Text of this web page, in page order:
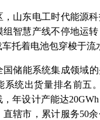
东电工时代能源科
组智慧产线不停地运
托着电池包穿梭于流
能系统集成领域的
系统出货量排名前五
年设计产能达
直辖市，累计服务50